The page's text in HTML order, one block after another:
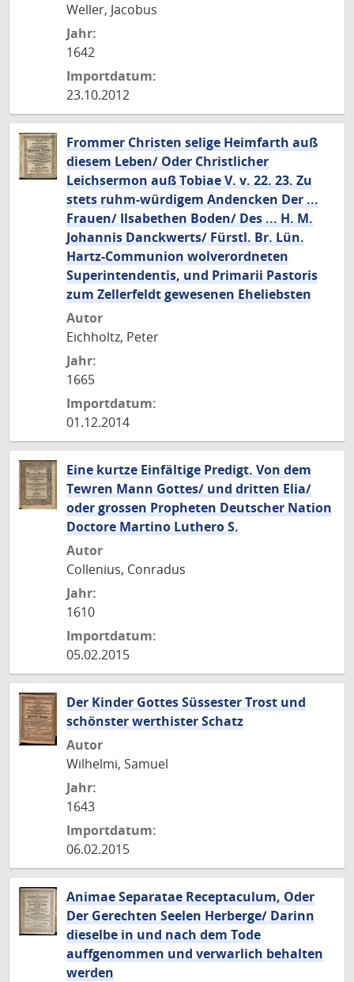
Weller, Jacobus
Jahr:
1642
Importdatum:
23.10.2012
Frommer Christen selige Heimfarth auß
diesem Leben/ Oder Christlicher
Leichsermon auß Tobiae V. v. 22. 23. Zu
stets ruhm-würdigem Andencken Der ...
Frauen/ Ilsabethen Boden/ Des ... H. M.
Johannis Danckwerts/ Fürstl. Br. Lün.
Hartz-Communion wolverordneten
Superintendentis, und Primarii Pastoris
zum Zellerfeldt gewesenen Eheliebsten
Autor
Eichholtz, Peter
Jahr:
1665
Importdatum:
01.12.2014
Eine kurtze Einfältige Predigt. Von dem
Tewren Mann Gottes/ und dritten Elia/
oder grossen Propheten Deutscher Nation
Doctore Martino Luthero S.
Autor
Collenius, Conradus
Jahr:
1610
Importdatum:
05.02.2015
Der Kinder Gottes Süssester Trost und
schönster werthister Schatz
Autor
Wilhelmi, Samuel
Jahr:
1643
Importdatum:
06.02.2015
Animae Separatae Receptaculum, Oder
Der Gerechten Seelen Herberge/ Darinn
dieselbe in und nach dem Tode
auffgenommen und verwarlich behalten
werden